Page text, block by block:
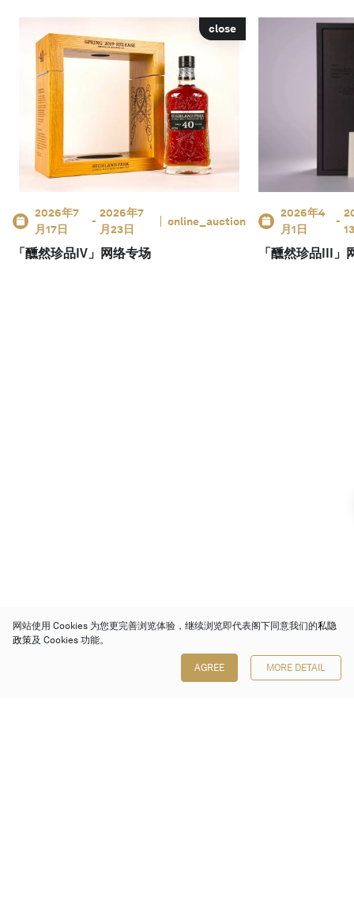
close
2026年7
月17日
-
2026年7
月23日
online_auction
「醺然珍品IV」网络专场
2026年4
月1日
-
「醺然珍品III」
网站使用 Cookies 为您更完善浏览体验，继续浏览即代表阁下同意我们的私隐
政策及 Cookies 功能。
AGREE MORE DETAIL